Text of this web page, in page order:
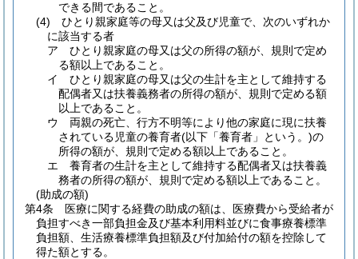
できる間であること。
(4)
ひとり親家庭等の母又は父及び児童で、次のいずれか
に該当する者
ア
ひとり親家庭の母又は父の所得の額が、規則で定め
る額以上であること。
イ
ひとり親家庭の母又は父の生計を主として維持する
配偶者又は扶養義務者の所得の額が、規則で定める額
以上であること。
ウ
両親の死亡、行方不明等により他の家庭に現に扶養
されている児童の養育者(以下「養育者」という。)の
所得の額が、規則で定める額以上であること。
エ
養育者の生計を主として維持する配偶者又は扶養義
務者の所得の額が、規則で定める額以上であること。
(助成の額)
第4条
医療に関する経費の助成の額は、医療費から受給者が
負担すべき一部負担金及び基本利用料並びに食事療養標準
負担額、生活療養標準負担額及び付加給付の額を控除して
得た額とする。